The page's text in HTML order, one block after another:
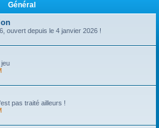
Général
ouvert depuis le 4 janvier 2026 !
pas traité ailleurs !